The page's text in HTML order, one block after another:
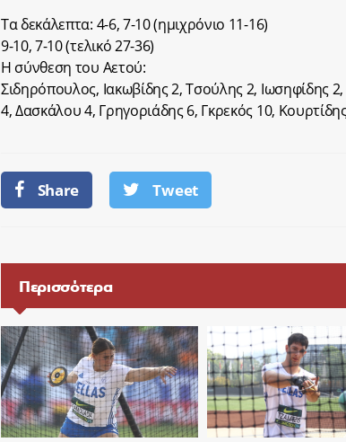
Τα δεκάλεπτα: 4-6, 7-10 (ημιχρόνιο 11-16)
9-10, 7-10 (τελικό 27-36)
Η σύνθεση του Αετού:
Σιδηρόπουλος, Ιακωβίδης 2, Τσούλης 2, Ιωσηφίδης
4, Δασκάλου 4, Γρηγοριάδης 6, Γκρεκός 10,
Share Tweet
Περισσότερα